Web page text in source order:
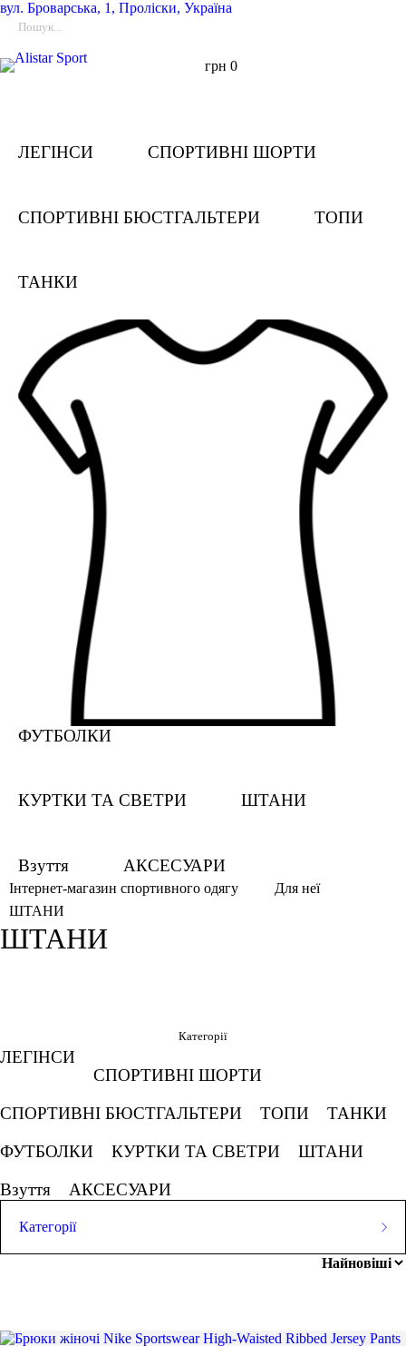
вул. Броварська, 1, Проліски, Україна
грн 0
ЛЕГІНСИ СПОРТИВНІ ШОРТИ
СПОРТИВНІ БЮСТГАЛЬТЕРИ ТОПИ
ТАНКИ
ФУТБОЛКИ
КУРТКИ ТА СВЕТРИ ШТАНИ
Взуття АКСЕСУАРИ
Інтернет-магазин спортивного одягу
Для неї
ШТАНИ
ШТАНИ
Білий Кавун
М'ятний коктейль Рожево камінь
Смарагдовий
Скасовувати все
Ціна
Категорії
ЛЕГІНСИ
СПОРТИВНІ ШОРТИ
СПОРТИВНІ БЮСТГАЛЬТЕРИ
ТОПИ
ТАНКИ
ФУТБОЛКИ
КУРТКИ ТА СВЕТРИ
ШТАНИ
Взуття
АКСЕСУАРИ
Категорії